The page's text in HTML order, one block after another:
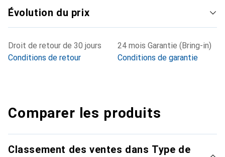
Évolution du prix
Droit de retour de 30 jours
Conditions de retour
24 mois Garantie (Bring-in)
Conditions de garantie
Comparer les produits
Classement des ventes dans Type de